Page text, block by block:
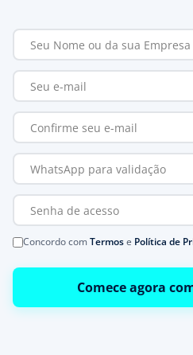
Concordo comTermose Política de
Comece agora